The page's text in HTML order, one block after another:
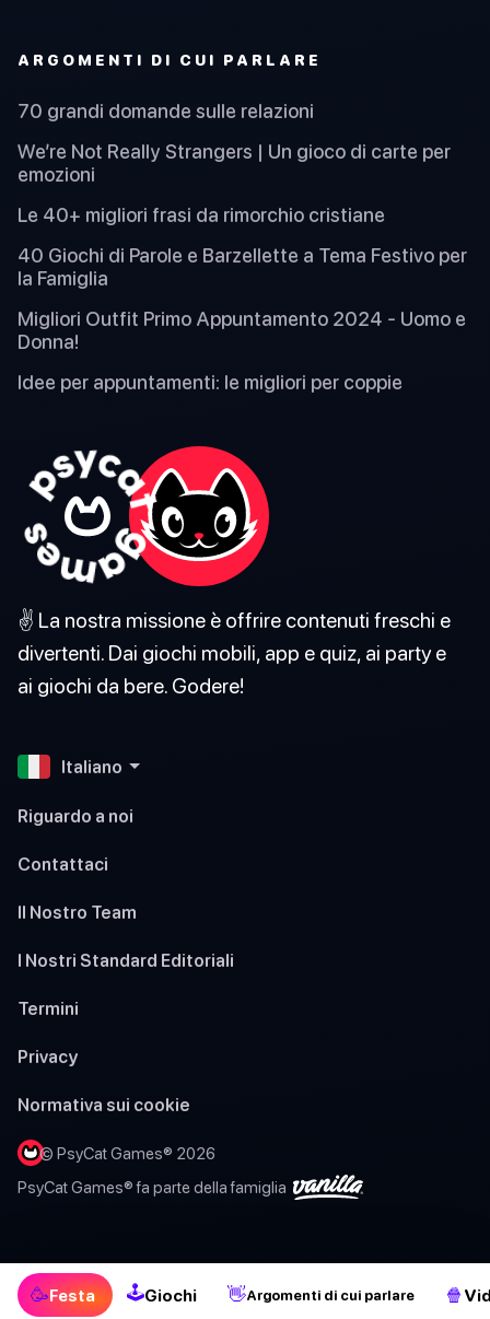
🥳Festa 🕹Giochi 👋Argomenti di cui parlare 🍿
ARGOMENTI DI CUI PARLARE
70 grandi domande sulle relazioni
We’re Not Really Strangers | Un gioco di carte per
emozioni
Le 40+ migliori frasi da rimorchio cristiane
40 Giochi di Parole e Barzellette a Tema Festivo per
la Famiglia
Migliori Outfit Primo Appuntamento 2024 - Uomo e
Donna!
Idee per appuntamenti: le migliori per coppie
✌️ La nostra missione è offrire contenuti freschi e
divertenti. Dai giochi mobili, app e quiz, ai party e
ai giochi da bere. Godere!
Italiano
Riguardo a noi
Contattaci
Il Nostro Team
I Nostri Standard Editoriali
Termini
Privacy
Normativa sui cookie
© PsyCat Games® 2026
PsyCat Games® fa parte della famiglia